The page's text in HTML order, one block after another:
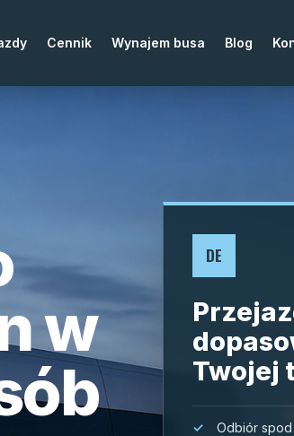
Cennik Wynajem busa Blog
w
DE
Twojej
Odbiór